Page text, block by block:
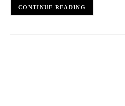
CONTINUE READING